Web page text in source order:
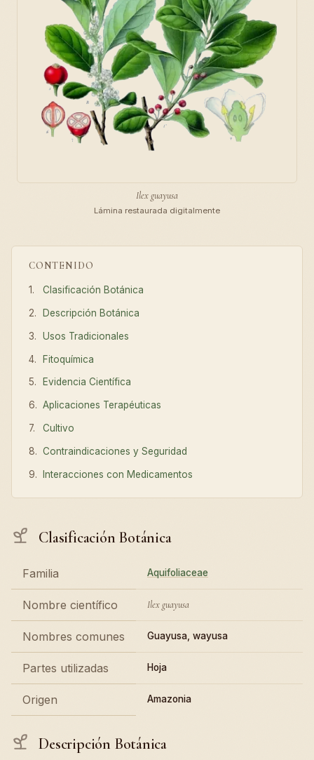
CONTENIDO
Clasificación Botánica
Descripción Botánica
Usos Tradicionales
Fitoquímica
Evidencia Científica
Aplicaciones Terapéuticas
Cultivo
Contraindicaciones y Seguridad
Interacciones con Medicamentos
Clasificación Botánica
Familia Aquifoliaceae
Nombre científico Ilex guayusa
Nombres comunes Guayusa, wayusa
Partes utilizadas Hoja
Origen Amazonia
Descripción Botánica
Ilex guayusa
Lámina restaurada digitalmente